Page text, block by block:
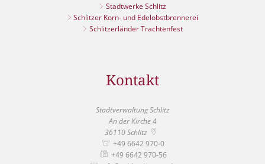
Stadtwerke Schlitz
Schlitzer Korn- und Edelobstbrennerei
Schlitzerländer Trachtenfest
Kontakt
Stadtverwaltung Schlitz
An der Kirche 4
36110 Schlitz
+49 6642 970-0
+49 6642 970-56